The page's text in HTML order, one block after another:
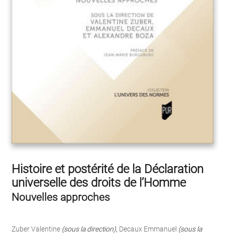
Histoire et postérité de la Déclaration
universelle des droits de l’Homme
Nouvelles approches
Zuber Valentine (sous la direction), Decaux Emmanuel (sous la